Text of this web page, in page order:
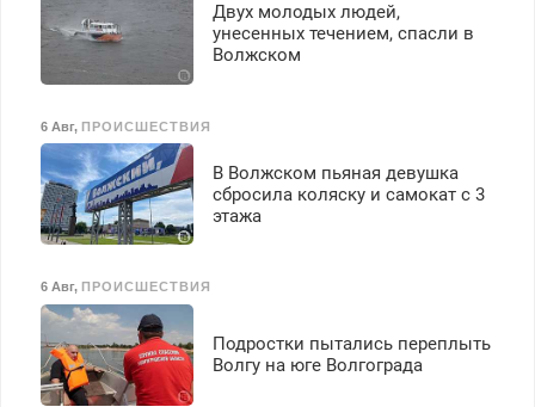
Двух молодых людей,
унесенных течением, спасли в
Волжском
6 Авг, ПРОИСШЕСТВИЯ
В Волжском пьяная девушка
сбросила коляску и самокат с 3
этажа
6 Авг, ПРОИСШЕСТВИЯ
Подростки пытались переплыть
Волгу на юге Волгограда